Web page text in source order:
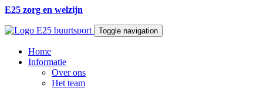
E25 zorg en welzijn
Toggle navigation
Home
Informatie
Over ons
Het team